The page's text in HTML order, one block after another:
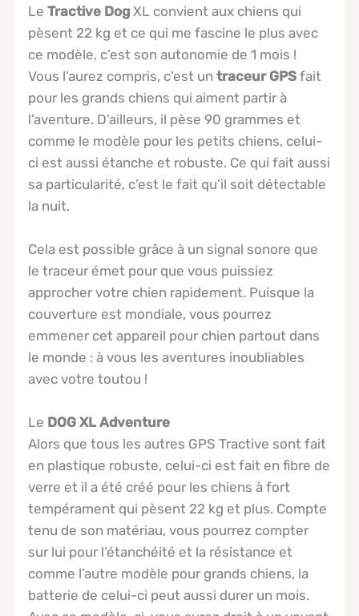
LeTractive Dog XL convient aux chiens qui
pèsent 22 kg et ce qui me fascine le plus avec
ce modèle, c’est son autonomie de 1 mois !
Vous l’aurez compris, c’est untraceur GPS fait
pour les grands chiens qui aiment partir à
l’aventure. D’ailleurs, il pèse 90 grammes et
comme le modèle pour les petits chiens, celui-
ci est aussi étanche et robuste. Ce qui fait aussi
sa particularité, c’est le fait qu’il soit détectable
la nuit.
Cela est possible grâce à un signal sonore que
le traceur émet pour que vous puissiez
approcher votre chien rapidement. Puisque la
couverture est mondiale, vous pourrez
emmener cet appareil pour chien partout dans
le monde : à vous les aventures inoubliables
avec votre toutou !
Le DOG XL Adventure
Alors que tous les autres GPS Tractive sont fait
en plastique robuste, celui-ci est fait en fibre de
verre et il a été créé pour les chiens à fort
tempérament qui pèsent 22 kg et plus. Compte
tenu de son matériau, vous pourrez compter
sur lui pour l’étanchéité et la résistance et
comme l’autre modèle pour grands chiens, la
batterie de celui-ci peut aussi durer un mois.